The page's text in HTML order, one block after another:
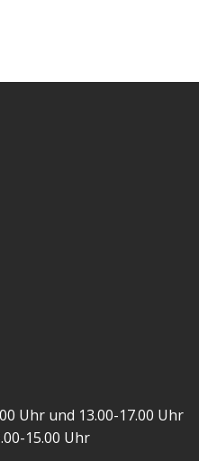
Uhr und 13.00-17.00 Uhr
15.00 Uhr